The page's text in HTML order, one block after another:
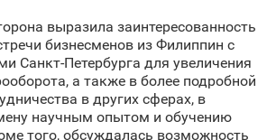
выразила заинтересованность
бизнесменов из Филиппин с
Санкт‑Петербурга для увеличения
а также в более подробной
в других сферах, в
научным опытом и обучению
того, обсуждалась возможность